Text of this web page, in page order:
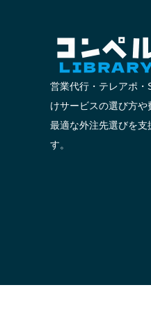
営業代行・テレアポ・
けサービスの選び方や
最適な外注先選びを
す。